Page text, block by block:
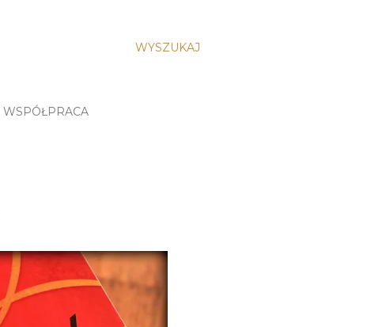
WYSZUKAJ
WSPÓŁPRACA